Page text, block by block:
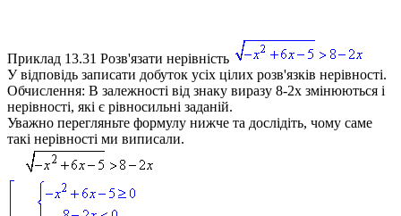
Приклад 13.31 Розв'язати нерівність
У відповідь записати добуток усіх цілих розв'язків нерівності.
Обчислення: В залежності від знаку виразу 8-2x змінюються і
нерівності, які є рівносильні заданій.
Уважно перегляньте формулу нижче та дослідіть, чому саме
такі нерівності ми виписали.